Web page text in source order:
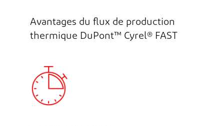
Avantages du flux de production
thermique DuPont™ Cyrel® FAST